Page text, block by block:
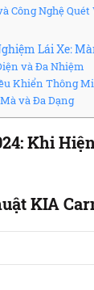
Công Nghệ
Lái Xe:
và Đa Nhiệm
Khiển Thông
và Đa Dạng
Khi
KIA